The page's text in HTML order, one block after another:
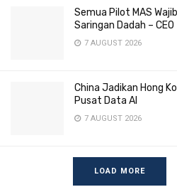
Semua Pilot MAS
Saringan Dadah – CEO
7 AUGUST 2026
China Jadikan Hong
Pusat Data AI
7 AUGUST 2026
LOAD MORE